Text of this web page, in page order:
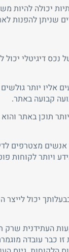
יכולה להיות
שניתן להפנות
נכס דיגיטלי
אליו יותר
קבועה באתר.
תוכן באתר והוא
אנשים מצטרפים
ויותר לקוחות
יכול לייצר
העתידנית
זו כבר עובדה